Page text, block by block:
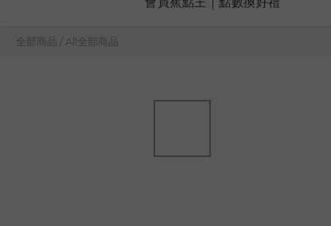
全部商品 / All全部商品